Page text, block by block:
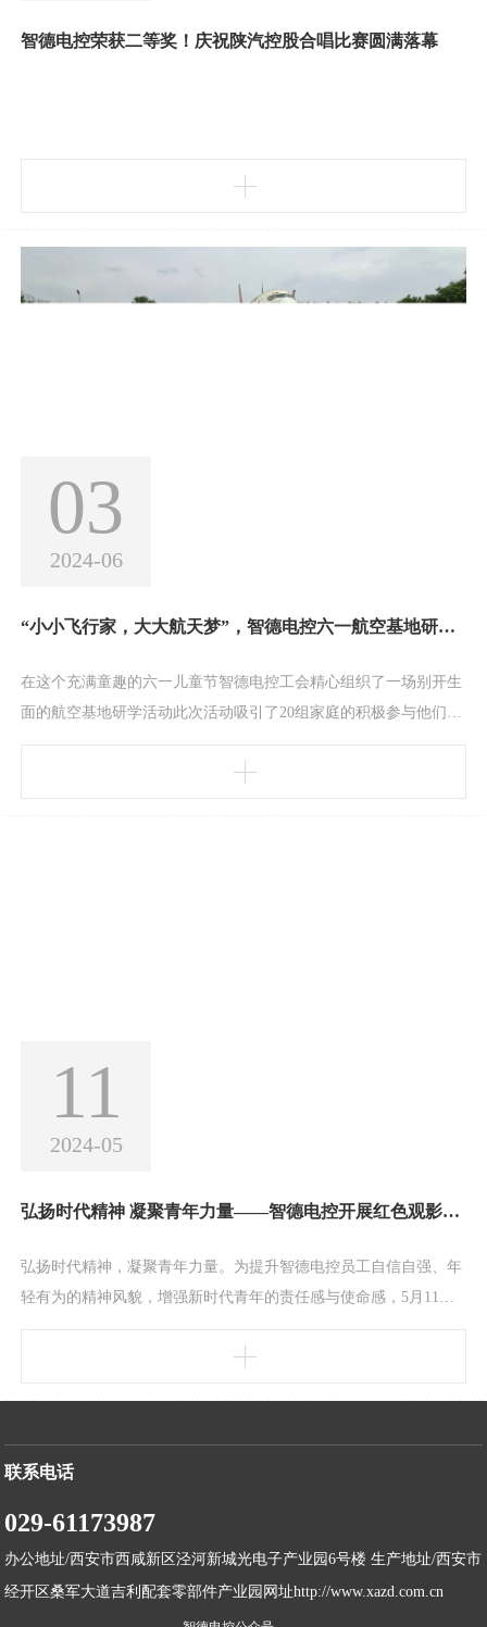
智德电控荣获二等奖！庆祝陕汽控股合唱比赛圆满落幕
03
2024-06
“小小飞行家，大大航天梦”，智德电控六一航空基地研学活动圆满落幕
在这个充满童趣的六一儿童节智德电控工会精心组织了一场别开生
面的航空基地研学活动此次活动吸引了20组家庭的积极参与他们在
的活动在欢声笑语中拉开序幕。亲子游戏不仅让孩子们兴奋不已，
11
2024-05
弘扬时代精神 凝聚青年力量——智德电控开展红色观影活动
弘扬时代精神，凝聚青年力量。为提升智德电控员工自信自强、年
轻有为的精神风貌，增强新时代青年的责任感与使命感，5月11日
防暴队》是一部以中国维和部队为题材，根据真实事件改编的影
同一盏盏明灯，指引着大家传承生生不息的时代精神。在未
联系电话
029-61173987
办公地址/西安市西咸新区泾河新城光电子产业园6号楼 生产地址/西安市
经开区桑军大道吉利配套零部件产业园网址http://www.xazd.com.cn